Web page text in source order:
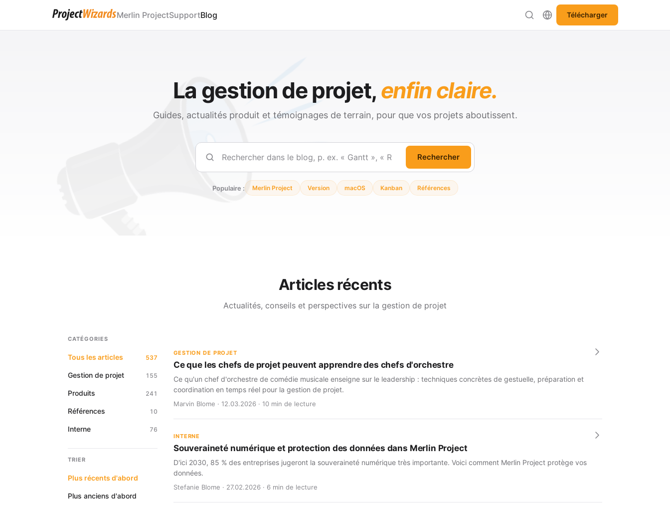
Merlin ProjectSupportBlog Télécharger
La gestion de projet, enfin claire.
Guides, actualités produit et témoignages de terrain, pour que vos projets aboutissent.
Rechercher
Rechercher
Populaire : Merlin Project Version macOS Kanban Références
Articles récents
Actualités, conseils et perspectives sur la gestion de projet
CATÉGORIES
Tous les articles 537
Gestion de projet 155
Produits 241
Références 10
Interne 76
TRIER
Plus récents d'abord
Plus anciens d'abord
GESTION DE PROJET
Ce que les chefs de projet peuvent apprendre des chefs d'orchestre
Ce qu'un chef d'orchestre de comédie musicale enseigne sur le leadership : techniques concrètes de gestuelle, préparation et
coordination en temps réel pour la gestion de projet.
Marvin Blome · 12.03.2026 · 10 min de lecture
INTERNE
Souveraineté numérique et protection des données dans Merlin Project
D'ici 2030, 85 % des entreprises jugeront la souveraineté numérique très importante. Voici comment Merlin Project protège vos
données.
Stefanie Blome · 27.02.2026 · 6 min de lecture